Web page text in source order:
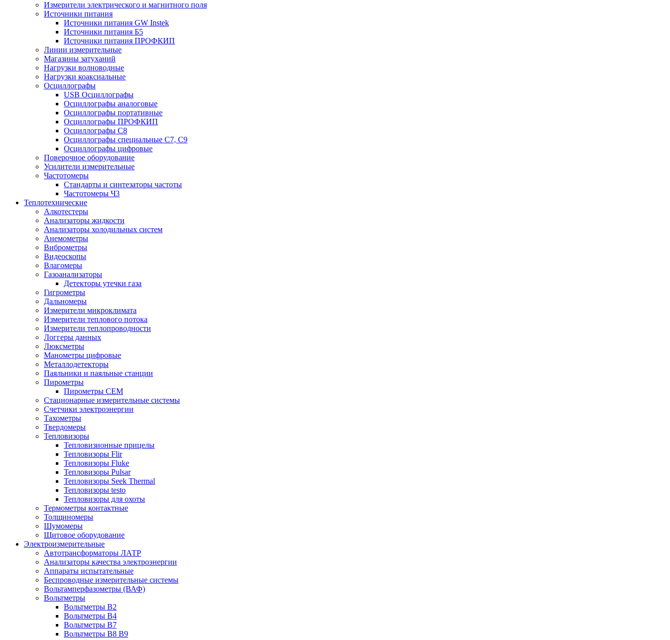
Измерители электрического и магнитного поля
Источники питания
Источники питания GW Instek
Источники питания Б5
Источники питания ПРОФКИП
Линии измерительные
Магазины затуханий
Нагрузки волноводные
Нагрузки коаксиальные
Осциллографы
USB Осциллографы
Осциллографы аналоговые
Осциллографы портативные
Осциллографы ПРОФКИП
Осциллографы С8
Осциллографы специальные С7, С9
Осциллографы цифровые
Поверочное оборудование
Усилители измерительные
Частотомеры
Стандарты и синтезаторы частоты
Частотомеры Ч3
Теплотехнические
Алкотестеры
Анализаторы жидкости
Анализаторы холодильных систем
Анемометры
Виброметры
Видеоскопы
Влагомеры
Газоанализаторы
Детекторы утечки газа
Гигрометры
Дальномеры
Измерители микроклимата
Измерители теплового потока
Измерители теплопроводности
Логгеры данных
Люксметры
Манометры цифровые
Металлодетекторы
Паяльники и паяльные станции
Пирометры
Пирометры CEM
Стационарные измерительные системы
Счетчики электроэнергии
Тахометры
Твердомеры
Тепловизоры
Тепловизионные прицелы
Тепловизоры Flir
Тепловизоры Fluke
Тепловизоры Pulsar
Тепловизоры Seek Thermal
Тепловизоры testo
Тепловизоры для охоты
Термометры контактные
Толщиномеры
Шумомеры
Щитовое оборудование
Электроизмерительные
Автотрансформаторы ЛАТР
Анализаторы качества электроэнергии
Аппараты испытательные
Беспроводные измерительные системы
Вольтамперфазометры (ВАФ)
Вольтметры
Вольтметры В2
Вольтметры В4
Вольтметры В7
Вольтметры В8 В9